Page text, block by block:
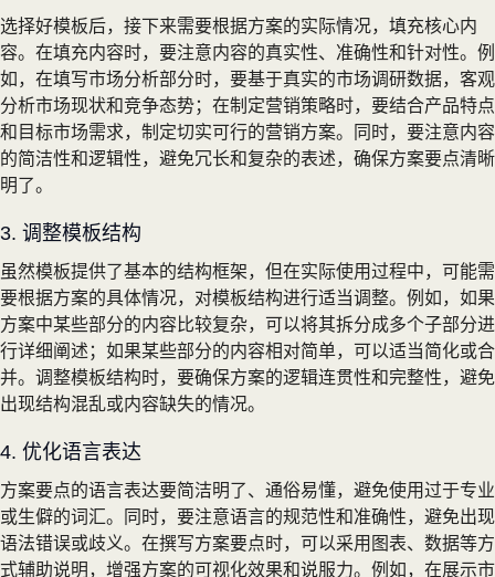
选择好模板后，接下来需要根据方案的实际情况，填充核心内
容。在填充内容时，要注意内容的真实性、准确性和针对性。例
如，在填写市场分析部分时，要基于真实的市场调研数据，客观
分析市场现状和竞争态势；在制定营销策略时，要结合产品特点
和目标市场需求，制定切实可行的营销方案。同时，要注意内容
的简洁性和逻辑性，避免冗长和复杂的表述，确保方案要点清晰
明了。
3. 调整模板结构
虽然模板提供了基本的结构框架，但在实际使用过程中，可能需
要根据方案的具体情况，对模板结构进行适当调整。例如，如果
方案中某些部分的内容比较复杂，可以将其拆分成多个子部分进
行详细阐述；如果某些部分的内容相对简单，可以适当简化或合
并。调整模板结构时，要确保方案的逻辑连贯性和完整性，避免
出现结构混乱或内容缺失的情况。
4. 优化语言表达
方案要点的语言表达要简洁明了、通俗易懂，避免使用过于专业
或生僻的词汇。同时，要注意语言的规范性和准确性，避免出现
语法错误或歧义。在撰写方案要点时，可以采用图表、数据等方
式辅助说明，增强方案的可视化效果和说服力。例如，在展示市